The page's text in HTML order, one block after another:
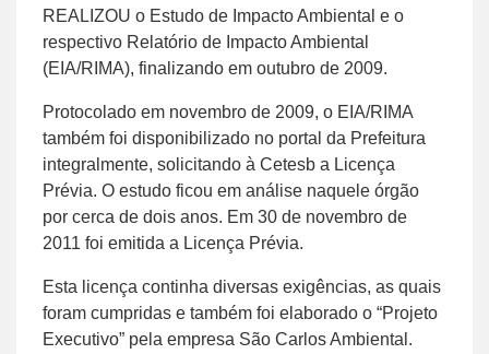
REALIZOU o Estudo de Impacto Ambiental e o
respectivo Relatório de Impacto Ambiental
(EIA/RIMA), finalizando em outubro de 2009.
Protocolado em novembro de 2009, o EIA/RIMA
também foi disponibilizado no portal da Prefeitura
integralmente, solicitando à Cetesb a Licença
Prévia. O estudo ficou em análise naquele órgão
por cerca de dois anos. Em 30 de novembro de
2011 foi emitida a Licença Prévia.
Esta licença continha diversas exigências, as quais
foram cumpridas e também foi elaborado o “Projeto
Executivo” pela empresa São Carlos Ambiental.